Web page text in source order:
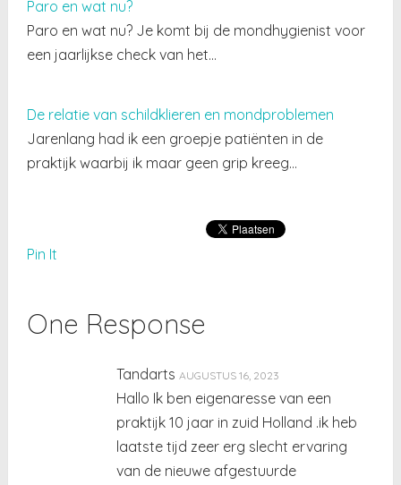
Paro en wat nu?
Paro en wat nu? Je komt bij de mondhygienist voor
een jaarlijkse check van het…
De relatie van schildklieren en mondproblemen
Jarenlang had ik een groepje patiënten in de
praktijk waarbij ik maar geen grip kreeg…
Pin It
One Response
Tandarts AUGUSTUS 16, 2023
Hallo Ik ben eigenaresse van een
praktijk 10 jaar in zuid Holland .ik heb
laatste tijd zeer erg slecht ervaring
van de nieuwe afgestuurde